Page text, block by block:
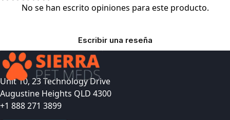
No se han escrito opiniones para este producto.
Escribir una reseña
Unit 10, 23 Technology Drive
Augustine Heights QLD 4300
+1 888 271 3899